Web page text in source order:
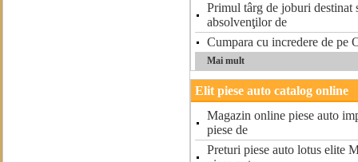
Primul târg de joburi destinat
absolvenţilor de
Cumpara cu incredere de pe
Mai mult
Elit piese auto catalog online
Magazin online piese auto
piese de
Preturi piese auto lotus elite